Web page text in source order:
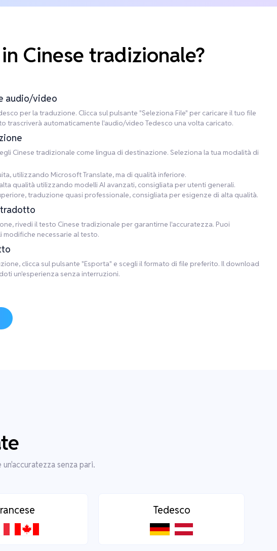
Cinese tradizionale?
audio/video
per la traduzione. Clicca sul pulsante "Seleziona File" per caricare il tuo file
trascriverà automaticamente l'audio/video Tedesco una volta caricato.
Cinese tradizionale come lingua di destinazione. Seleziona la tua modalità di
utilizzando Microsoft Translate, ma di qualità inferiore.
qualità utilizzando modelli AI avanzati, consigliata per utenti generali.
traduzione quasi professionale, consigliata per esigenze di alta qualità.
rivedi il testo Cinese tradizionale per garantirne l'accuratezza. Puoi
necessarie al testo.
clicca sul pulsante "Esporta" e scegli il formato di file preferito. Il download
un'esperienza senza interruzioni.
senza pari.
Tedesco